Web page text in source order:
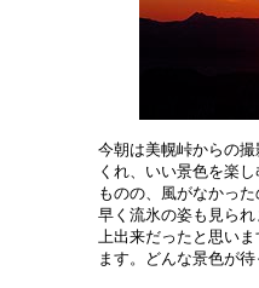
今朝は美幌峠からの
くれ、いい景色を楽
ものの、風がなかっ
早く流氷の姿も見ら
上出来だったと思い